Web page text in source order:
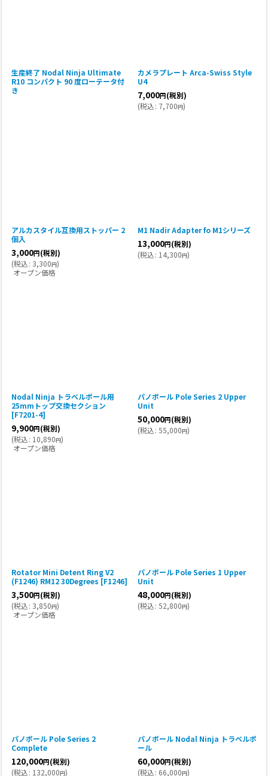
生産終了 Nodal Ninja Ultimate
R10 コンパクト 90 度ローテータ付
き
カメラプレート Arca-Swiss Style
U4
7,000円(税別)
(税込: 7,700円)
アルカスタイル互換用ストッパー 2
個入
3,000円(税別)
(税込: 3,300円)
オープン価格
M1 Nadir Adapter fo M1シリーズ
13,000円(税別)
(税込: 14,300円)
Nodal Ninja トラベルポール用
25mmトップ交換セクション
[F7201-4]
9,900円(税別)
(税込: 10,890円)
オープン価格
パノポール Pole Series 2 Upper
Unit
50,000円(税別)
(税込: 55,000円)
Rotator Mini Detent Ring V2
(F1246) RM12 30Degrees [F1246]
3,500円(税別)
(税込: 3,850円)
オープン価格
パノポール Pole Series 1 Upper
Unit
48,000円(税別)
(税込: 52,800円)
パノポール Pole Series 2
Complete
120,000円(税別)
(税込: 132,000円)
パノポール Nodal Ninja トラベルポ
ール
60,000円(税別)
(税込: 66,000円)